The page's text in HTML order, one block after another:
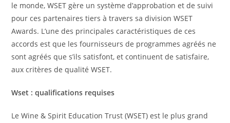
le monde, WSET gère un système d’approbation et de suivi
pour ces partenaires tiers à travers sa division WSET
Awards. L’une des principales caractéristiques de ces
accords est que les fournisseurs de programmes agréés ne
sont agréés que s’ils satisfont, et continuent de satisfaire,
aux critères de qualité WSET.
Wset : qualifications requises
Le Wine & Spirit Education Trust (WSET) est le plus grand